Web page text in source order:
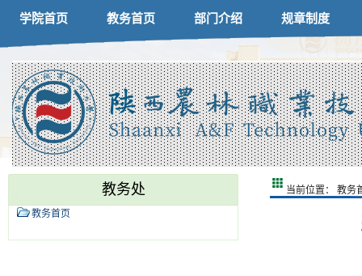
学院首页 教务首页 部门介绍 规章制度
教务处
教务首页
当前位置： 教务